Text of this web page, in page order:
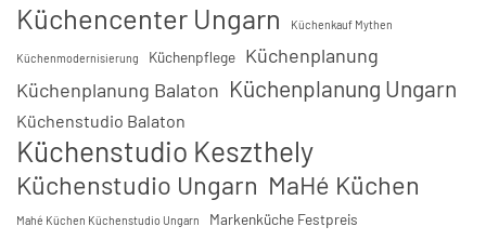
Küchencenter Ungarn Küchenkauf Mythen
Küchenmodernisierung Küchenpflege Küchenplanung
Küchenplanung Balaton Küchenplanung Ungarn
Küchenstudio Balaton
Küchenstudio Keszthely
Küchenstudio Ungarn MaHé Küchen
Mahé Küchen Küchenstudio Ungarn Markenküche Festpreis